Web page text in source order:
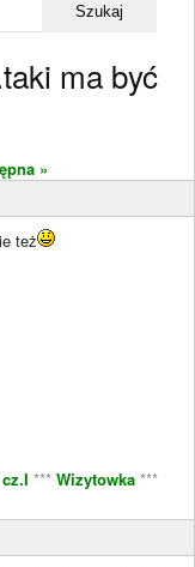
Szukaj
ma być
»
też
*** Wizytowka ***